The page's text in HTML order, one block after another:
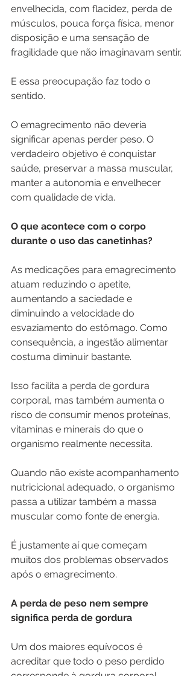
envelhecida, com flacidez, perda de
músculos, pouca força física, menor
disposição e uma sensação de
fragilidade que não imaginavam sentir.
E essa preocupação faz todo o
sentido.
O emagrecimento não deveria
significar apenas perder peso. O
verdadeiro objetivo é conquistar
saúde, preservar a massa muscular,
manter a autonomia e envelhecer
com qualidade de vida.
O que acontece com o corpo
durante o uso das canetinhas?
As medicações para emagrecimento
atuam reduzindo o apetite,
aumentando a saciedade e
diminuindo a velocidade do
esvaziamento do estômago. Como
consequência, a ingestão alimentar
costuma diminuir bastante.
Isso facilita a perda de gordura
corporal, mas também aumenta o
risco de consumir menos proteínas,
vitaminas e minerais do que o
organismo realmente necessita.
Quando não existe acompanhamento
nutricicional adequado, o organismo
passa a utilizar também a massa
muscular como fonte de energia.
É justamente aí que começam
muitos dos problemas observados
após o emagrecimento.
A perda de peso nem sempre
significa perda de gordura
Um dos maiores equívocos é
acreditar que todo o peso perdido